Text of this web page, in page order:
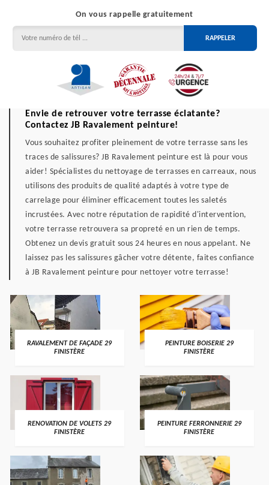
On vous rappelle gratuitement
Envie de retrouver votre terrasse éclatante?
Contactez JB Ravalement peinture!
Vous souhaitez profiter pleinement de votre terrasse sans les
traces de salissures? JB Ravalement peinture est là pour vous
aider! Spécialistes du nettoyage de terrasses en carreaux, nous
utilisons des produits de qualité adaptés à votre type de
carrelage pour éliminer efficacement toutes les saletés
incrustées. Avec notre réputation de rapidité d'intervention,
votre terrasse retrouvera sa propreté en un rien de temps.
Obtenez un devis gratuit sous 24 heures en nous appelant. Ne
laissez pas les salissures gâcher votre détente, faites confiance
à JB Ravalement peinture pour nettoyer votre terrasse!
RAVALEMENT DE FAÇADE 29
FINISTÈRE
PEINTURE BOISERIE 29
FINISTÈRE
RENOVATION DE VOLETS 29
FINISTÈRE
PEINTURE FERRONNERIE 29
FINISTÈRE